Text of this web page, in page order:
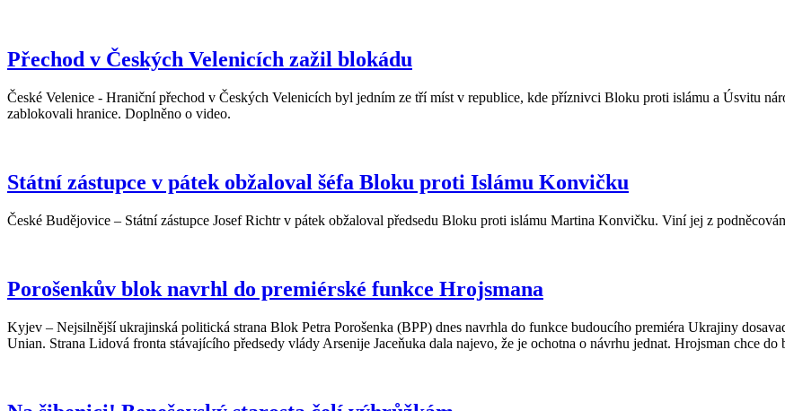
Přechod v Českých Velenicích zažil blokádu
České Velenice - Hraniční přechod v Českých Velenicích byl jedním ze tří míst v republice, kde příznivci Bloku proti islámu a Úsvitu
zablokovali hranice. Doplněno o video.
Státní zástupce v pátek obžaloval šéfa Bloku proti Islámu Konvičku
České Budějovice – Státní zástupce Josef Richtr v pátek obžaloval předsedu Bloku proti islámu Martina Konvičku. Viní jej z
Porošenkův blok navrhl do premiérské funkce Hrojsmana
Kyjev – Nejsilnější ukrajinská politická strana Blok Petra Porošenka (BPP) dnes navrhla do funkce budoucího premiéra Ukrajiny
Unian. Strana Lidová fronta stávajícího předsedy vlády Arsenije Jaceňuka dala najevo, že je ochotna o návrhu jednat. Hrojsman chce